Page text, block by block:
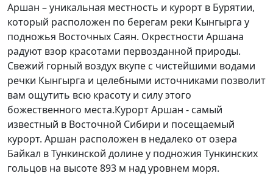
Аршан – уникальная местность и курорт в Бурятии,
который расположен по берегам реки Кынгырга у
подножья Восточных Саян. Окрестности Аршана
радуют взор красотами первозданной природы.
Свежий горный воздух вкупе с чистейшими водами
речки Кынгырга и целебными источниками позволит
вам ощутить всю красоту и силу этого
божественного места.Курорт Аршан - самый
известный в Восточной Сибири и посещаемый
курорт. Аршан расположен в недалеко от озера
Байкал в Тункинской долине у подножия Тункинских
гольцов на высоте 893 м над уровнем моря.